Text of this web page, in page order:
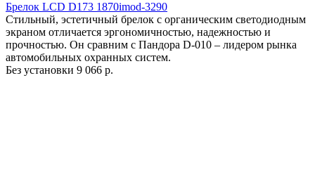
Брелок LCD D173 1870imod-3290
Стильный, эстетичный брелок с органическим светодиодным
экраном отличается эргономичностью, надежностью и
прочностью. Он сравним с Пандора D-010 – лидером рынка
автомобильных охранных систем.
Без установки 9 066 р.